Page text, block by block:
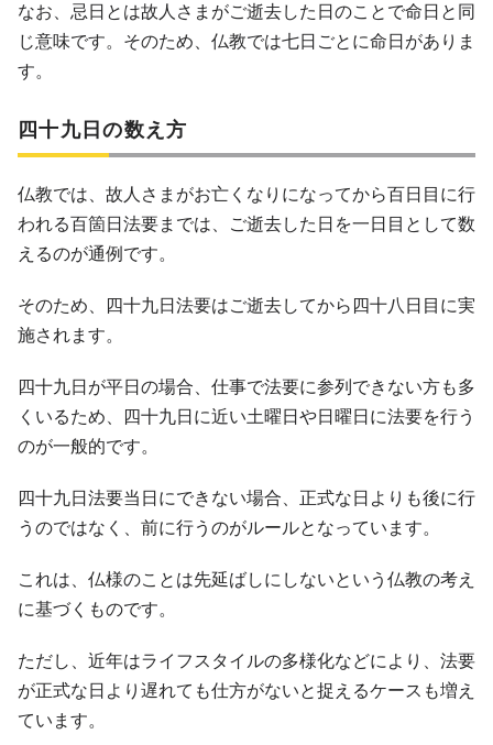
なお、忌日とは故人さまがご逝去した日のことで命日と同
じ意味です。そのため、仏教では七日ごとに命日がありま
す。
四十九日の数え方
仏教では、故人さまがお亡くなりになってから百日目に行
われる百箇日法要までは、ご逝去した日を一日目として数
えるのが通例です。
そのため、四十九日法要はご逝去してから四十八日目に実
施されます。
四十九日が平日の場合、仕事で法要に参列できない方も多
くいるため、四十九日に近い土曜日や日曜日に法要を行う
のが一般的です。
四十九日法要当日にできない場合、正式な日よりも後に行
うのではなく、前に行うのがルールとなっています。
これは、仏様のことは先延ばしにしないという仏教の考え
に基づくものです。
ただし、近年はライフスタイルの多様化などにより、法要
が正式な日より遅れても仕方がないと捉えるケースも増え
ています。